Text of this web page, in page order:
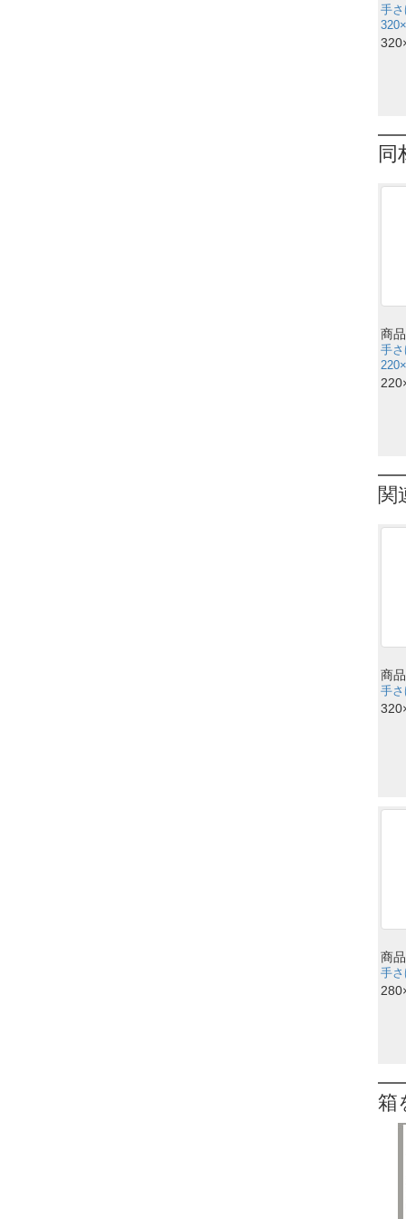
手
同
商
手
関
商
手
商
手
箱